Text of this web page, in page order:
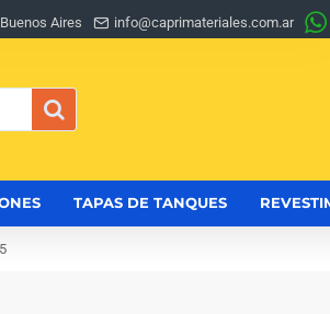
Aires info@caprimateriales.com.ar
TAPAS DE TANQUES